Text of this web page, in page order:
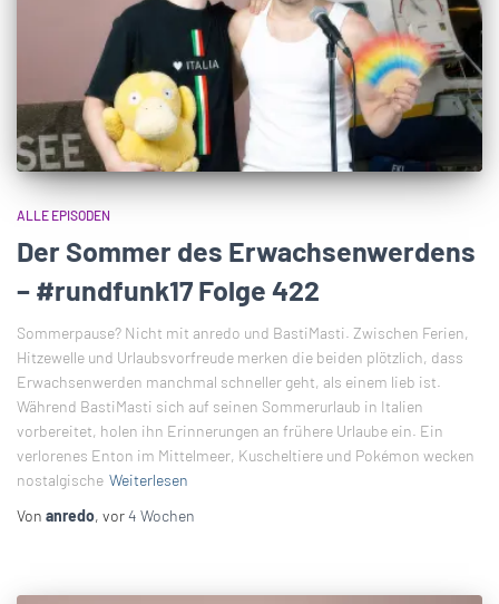
ALLE EPISODEN
Der Sommer des Erwachsenwerdens
– #rundfunk17 Folge 422
Sommerpause? Nicht mit anredo und BastiMasti. Zwischen Ferien,
Hitzewelle und Urlaubsvorfreude merken die beiden plötzlich, dass
Erwachsenwerden manchmal schneller geht, als einem lieb ist.
Während BastiMasti sich auf seinen Sommerurlaub in Italien
vorbereitet, holen ihn Erinnerungen an frühere Urlaube ein. Ein
verlorenes Enton im Mittelmeer, Kuscheltiere und Pokémon wecken
nostalgische Weiterlesen
Von anredo, vor4 Wochen